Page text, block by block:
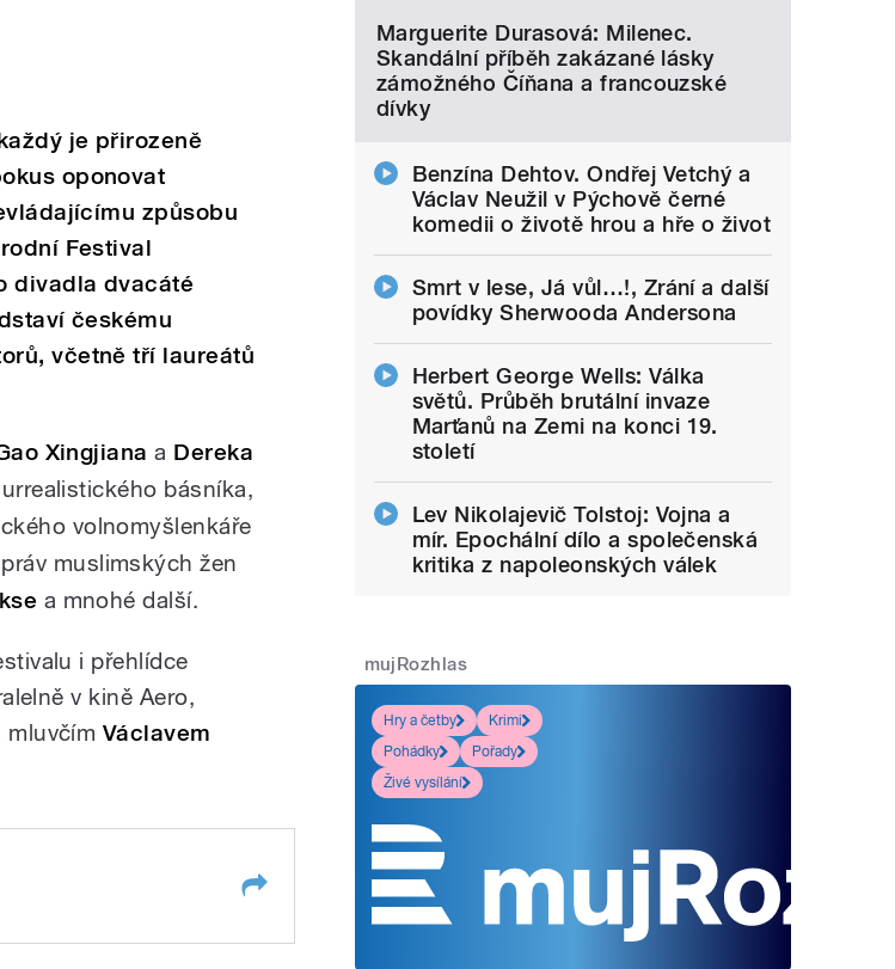
je přirozeně
oponovat
způsobu
Festival
divadla dvacáté
českému
včetně tří laureátů
Xingjiana a Dereka
básníka,
volnomyšlenkáře
muslimských žen
a mnohé další.
i přehlídce
v kině Aero,
mluvčím Václavem
Marguerite Durasová: Milenec.
Skandální příběh zakázané lásky
zámožného Číňana a francouzské
dívky
Benzína Dehtov. Ondřej Vetchý a
Václav Neužil v Pýchově černé
komedii o životě hrou a hře o život
Smrt v lese, Já vůl…!, Zrání a další
povídky Sherwooda Andersona
Herbert George Wells: Válka
světů. Průběh brutální invaze
Marťanů na Zemi na konci 19.
století
Lev Nikolajevič Tolstoj: Vojna a
mír. Epochální dílo a společenská
kritika z napoleonských válek
mujRozhlas
Hry a četby
Krimi
Pohádky
Pořady
Živé vysílání